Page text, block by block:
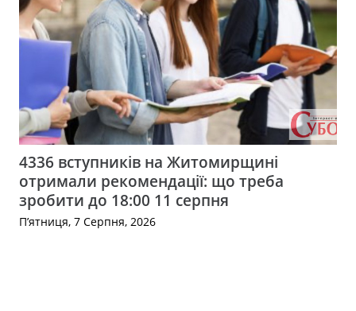
4336 вступників на Житомирщині
отримали рекомендації: що треба
зробити до 18:00 11 серпня
П’ятниця, 7 Серпня, 2026